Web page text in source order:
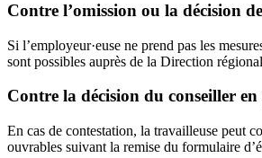
Contre l’omission ou la décision
Si l’employeur·euse ne prend pas les
sont possibles auprès de la Direction
Contre la décision du conseiller
En cas de contestation, la travailleuse peut
ouvrables suivant la remise du formulaire